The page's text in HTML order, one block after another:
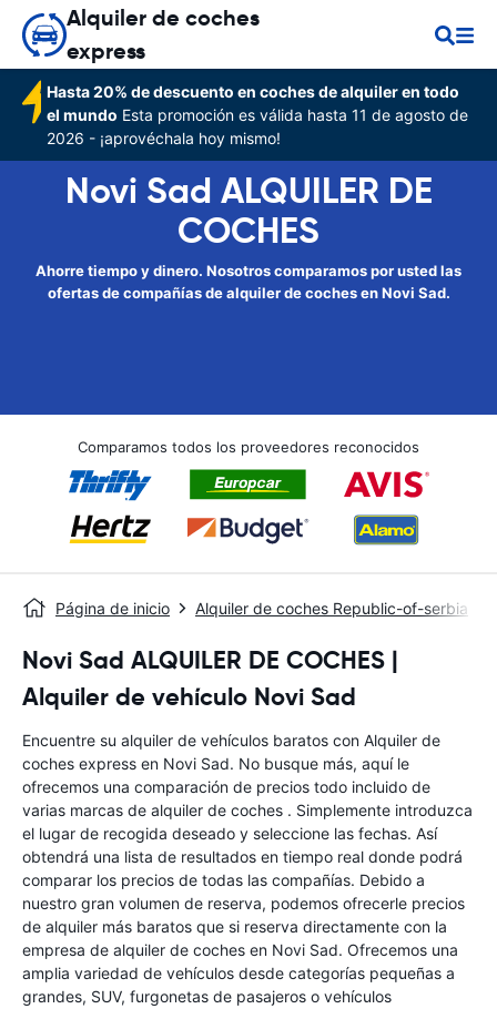
Alquiler de coches
express
Hasta 20% de descuento en coches de alquiler en todo
el mundo Esta promoción es válida hasta 11 de agosto de
2026 - ¡aprovéchala hoy mismo!
Novi Sad ALQUILER DE
COCHES
Ahorre tiempo y dinero. Nosotros comparamos por usted las
ofertas de compañías de alquiler de coches en Novi Sad.
Comparamos todos los proveedores reconocidos
Página de inicio Alquiler de coches Republic-of-serbia
Novi Sad ALQUILER DE COCHES |
Alquiler de vehículo Novi Sad
Encuentre su alquiler de vehículos baratos con Alquiler de
coches express en Novi Sad. No busque más, aquí le
ofrecemos una comparación de precios todo incluido de
varias marcas de alquiler de coches . Simplemente introduzca
el lugar de recogida deseado y seleccione las fechas. Así
obtendrá una lista de resultados en tiempo real donde podrá
comparar los precios de todas las compañías. Debido a
nuestro gran volumen de reserva, podemos ofrecerle precios
de alquiler más baratos que si reserva directamente con la
empresa de alquiler de coches en Novi Sad. Ofrecemos una
amplia variedad de vehículos desde categorías pequeñas a
grandes, SUV, furgonetas de pasajeros o vehículos